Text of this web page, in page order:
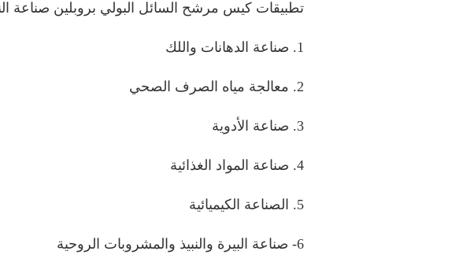
تطبيقات كيس مرشح السائل البولي بروبلين صناعة
1. صناعة الدهانات واللك
2. معالجة مياه الصرف الصحي
3. صناعة الأدوية
4. صناعة المواد الغذائية
5. الصناعة الكيميائية
6- صناعة البيرة والنبيذ والمشروبات الروحية